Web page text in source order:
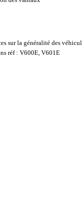
sur la généralité des
réf : V600E, V601E